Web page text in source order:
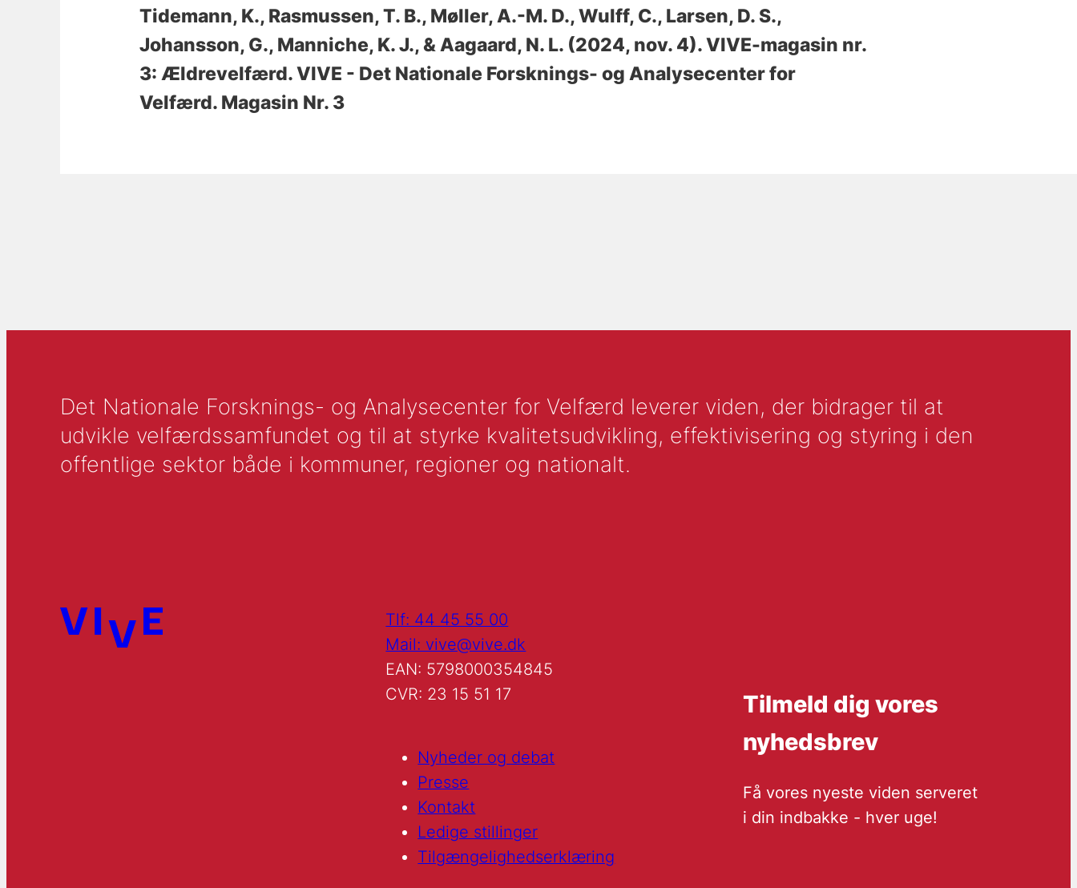
Tidemann, K., Rasmussen, T. B., Møller, A.-M. D., Wulff, C., Larsen, D. S.,
Johansson, G., Manniche, K. J., & Aagaard, N. L.(2024, nov. 4).VIVE-magasin nr.
3: Ældrevelfærd. VIVE - Det Nationale Forsknings- og Analysecenter for
Velfærd. Magasin Nr. 3
Det Nationale Forsknings- og Analysecenter for Velfærd leverer viden, der bidrager til at
udvikle velfærdssamfundet og til at styrke kvalitetsudvikling, effektivisering og styring i den
offentlige sektor både i kommuner, regioner og nationalt.
Tlf: 44 45 55 00
Mail: vive@vive.dk
EAN: 5798000354845
CVR: 23 15 51 17
Nyheder og debat
Presse
Kontakt
Ledige stillinger
Tilgængelighedserklæring
Tilmeld dig vores
nyhedsbrev
Få vores nyeste viden serveret
i din indbakke - hver uge!